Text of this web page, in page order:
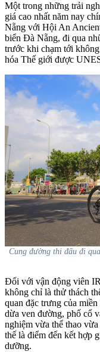
Một trong những trải
giá cao nhất năm nay
Nẵng với Hội An
biển Đà Nẵng, đi qua
trước khi chạm tới
hóa Thế giới được
Cung đường thi đấu đi
Đối với vận động viên
không chỉ là thử thách
quan đặc trưng của
dừa ven đường, phố cổ
nghiệm vừa thể thao
thế là điểm đến kết hợp
dưỡng.